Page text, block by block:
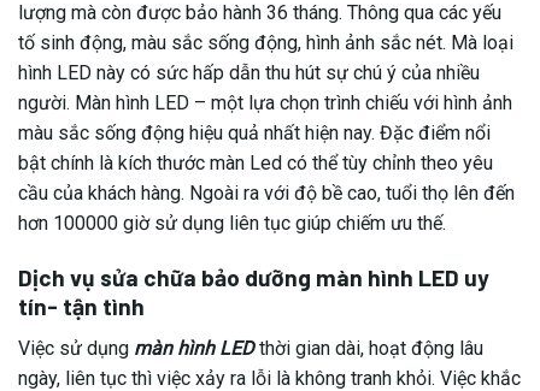
lượng mà còn được bảo hành 36 tháng. Thông qua các yếu
tố sinh động, màu sắc sống động, hình ảnh sắc nét. Mà loại
hình LED này có sức hấp dẫn thu hút sự chú ý của nhiều
người. Màn hình LED – một lựa chọn trình chiếu với hình ảnh
màu sắc sống động hiệu quả nhất hiện nay. Đặc điểm nổi
bật chính là kích thước màn Led có thể tùy chỉnh theo yêu
cầu của khách hàng. Ngoài ra với độ bề cao, tuổi thọ lên đến
hơn 100000 giờ sử dụng liên tục giúp chiếm ưu thế.
Dịch vụ sửa chữa bảo dưỡng màn hình LED uy
tín- tận tình
Việc sử dụng màn hình LEDthời gian dài, hoạt động lâu
ngày, liên tục thì việc xảy ra lỗi là không tranh khỏi. Việc khắc